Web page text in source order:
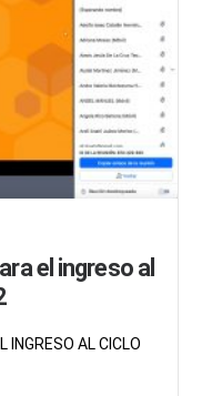
el ingreso al
INGRESO AL CICLO